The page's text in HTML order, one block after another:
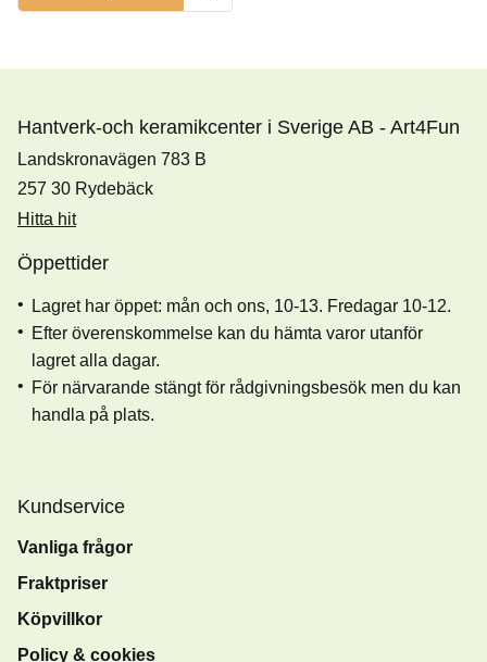
Hantverk-och keramikcenter i Sverige AB - Art4Fun
Landskronavägen 783 B
257 30 Rydebäck
Hitta hit
Öppettider
Lagret har öppet: mån och ons, 10-13. Fredagar 10-12.
Efter överenskommelse kan du hämta varor utanför
lagret alla dagar.
För närvarande stängt för rådgivningsbesök men du kan
handla på plats.
Kundservice
Vanliga frågor
Fraktpriser
Köpvillkor
Policy & cookies